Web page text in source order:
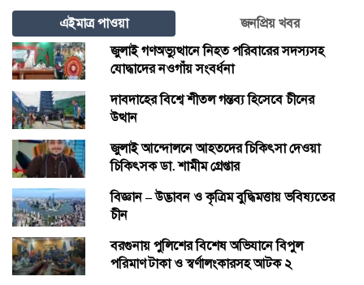
এইমাত্র পাওয়া
জনপ্রিয় খবর
জুলাই গণঅভ্যুত্থানে নিহত পরিবারের সদস্যসহ
যোদ্ধাদের নওগাঁয় সংবর্ধনা
দাবদাহের বিশ্বে শীতল গন্তব্য হিসেবে চীনের
উত্থান
জুলাই আন্দোলনে আহতদের চিকিৎসা দেওয়া
চিকিৎসক ডা. শামীম গ্রেপ্তার
বিজ্ঞান – উদ্ভাবন ও কৃত্রিম বুদ্ধিমত্তায় ভবিষ্যতের
চীন
বরগুনায় পুলিশের বিশেষ অভিযানে বিপুল
পরিমাণ টাকা ও স্বর্ণালংকারসহ আটক ২